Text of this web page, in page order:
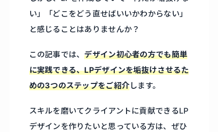
い」「どこをどう直せばいいかわからない」
と感じることはありませんか？
この記事では、デザイン初心者の方でも簡単
に実践できる、LPデザインを垢抜けさせるた
めの3つのステップをご紹介 します。
スキルを磨いてクライアントに貢献できるLP
デザインを作りたいと思っている方は、ぜひ